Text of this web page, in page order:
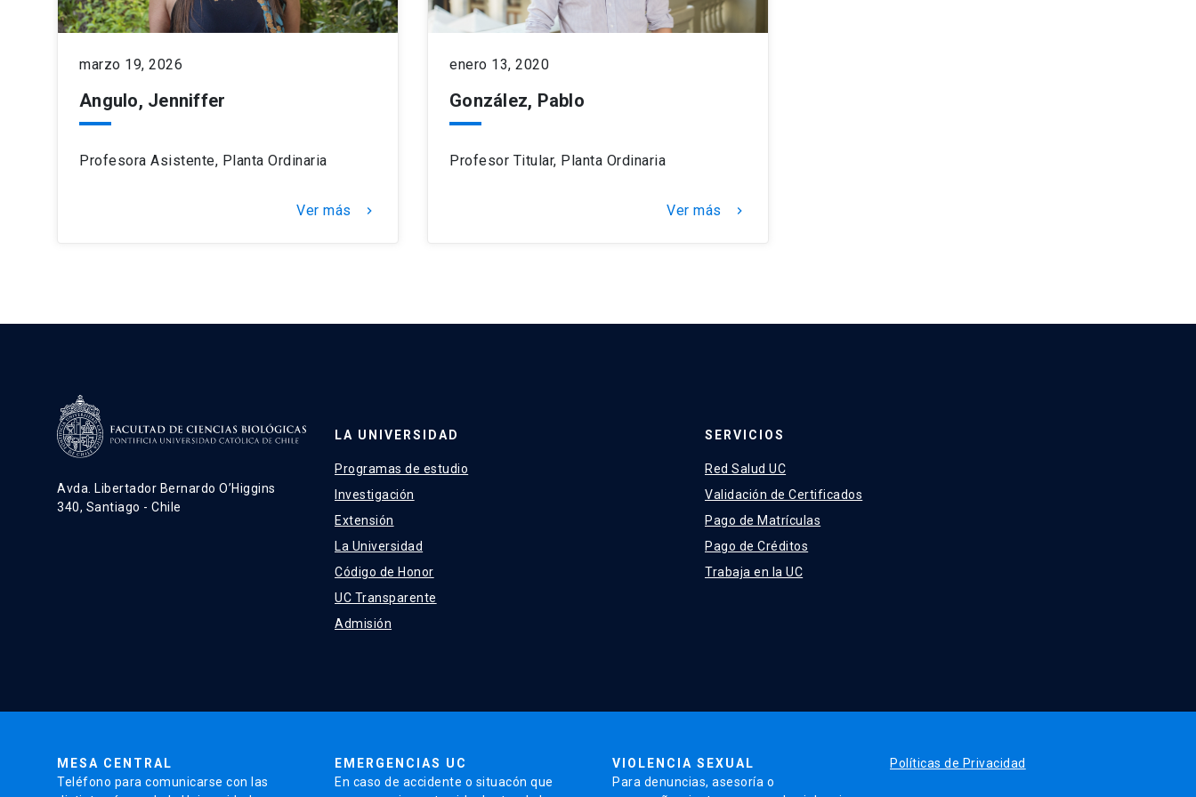
marzo 19, 2026
Angulo, Jenniffer
Profesora Asistente, Planta Ordinaria
Ver más keyboard_arrow_right
enero 13, 2020
González, Pablo
Profesor Titular, Planta Ordinaria
Ver más keyboard_arrow_right
Avda. Libertador Bernardo O’Higgins
340, Santiago - Chile
LA UNIVERSIDAD
Programas de estudio
Investigación
Extensión
La Universidad
Código de Honor
UC Transparente
Admisión
SERVICIOS
Red Salud UC
Validación de Certificados
Pago de Matrículas
Pago de Créditos
Trabaja en la UC
MESA CENTRAL
Teléfono para comunicarse con las
EMERGENCIAS UC
En caso de accidente o situacón que
VIOLENCIA SEXUAL
Para denuncias, asesoría o
Políticas de Privacidad